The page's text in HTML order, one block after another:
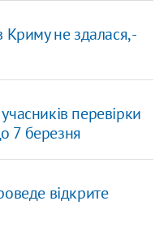
не здалася, -
перевірки
7 березня
відкрите